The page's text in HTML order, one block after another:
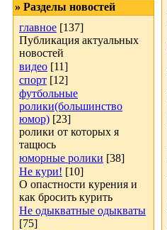
» Разделы новостей
главное [137]
Публикация актуальных
новостей
видео [11]
спорт [12]
футбольные
ролики(большинство
юмор) [23]
ролики от которых я
тащюсь
юморные ролики [38]
Не кури! [10]
О опастности курения и
как бросить курить
Не одыкватные одыкваты
[75]